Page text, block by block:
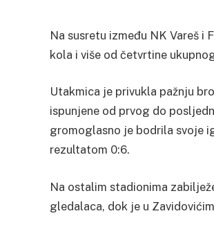
Na susretu između NK Vareš
kola i više od četvrtine
Utakmica je privukla pažnju
ispunjene od prvog do
gromoglasno je bodrila svoje
rezultatom 0:6.
Na ostalim stadionima
gledalaca, dok je u